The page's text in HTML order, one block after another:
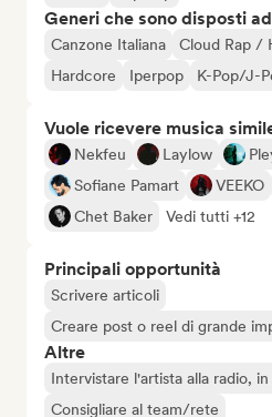
Generi che sono disposti
Canzone Italiana Cloud Rap /
Hardcore
Iperpop K-Pop/J-
Vuole ricevere musica
Nekfeu Laylow
Sofiane Pamart
VEEKO
Chet Baker
Vedi tutti +12
Principali opportunità
Scrivere articoli
Creare post o reel di grande
Altre
Intervistare l'artista alla radio,
Consigliare al team/rete